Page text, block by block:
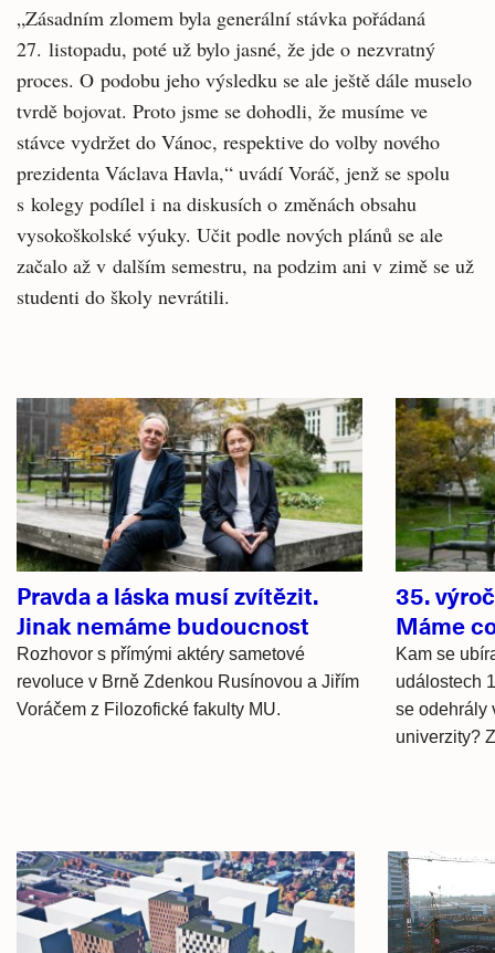
„Zásadním zlomem byla generální stávka pořádaná
27. listopadu, poté už bylo jasné, že jde o nezvratný
proces. O podobu jeho výsledku se ale ještě dále muselo
tvrdě bojovat. Proto jsme se dohodli, že musíme ve
stávce vydržet do Vánoc, respektive do volby nového
prezidenta Václava Havla,“ uvádí Voráč, jenž se spolu
s kolegy podílel i na diskusích o změnách obsahu
vysokoškolské výuky. Učit podle nových plánů se ale
začalo až v dalším semestru, na podzim ani v zimě se už
studenti do školy nevrátili.
Související
články
Pravda a láska musí zvítězit.
Jinak nemáme budoucnost
Rozhovor s přímými aktéry sametové
revoluce v Brně Zdenkou Rusínovou a Jiřím
Voráčem z Filozofické fakulty MU.
35.
Máme
Kam se
událostech
se odehrály
univerzity?
Hlavní
novinky